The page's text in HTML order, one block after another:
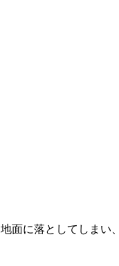
地面に落としてしまい